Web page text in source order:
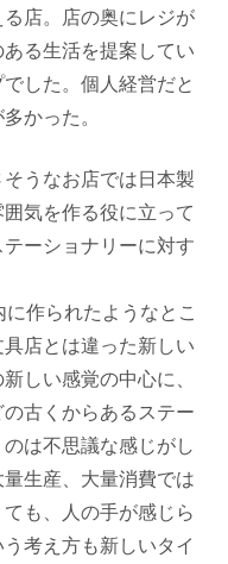
店。店の奥にレジが
る生活を提案してい
した。個人経営だと
かった。
うなお店では日本製
気を作る役に立って
ーショナリーに対す
作られたようなとこ
店とは違った新しい
しい感覚の中心に、
古くからあるステー
は不思議な感じがし
生産、大量消費では
も、人の手が感じら
考え方も新しいタイ